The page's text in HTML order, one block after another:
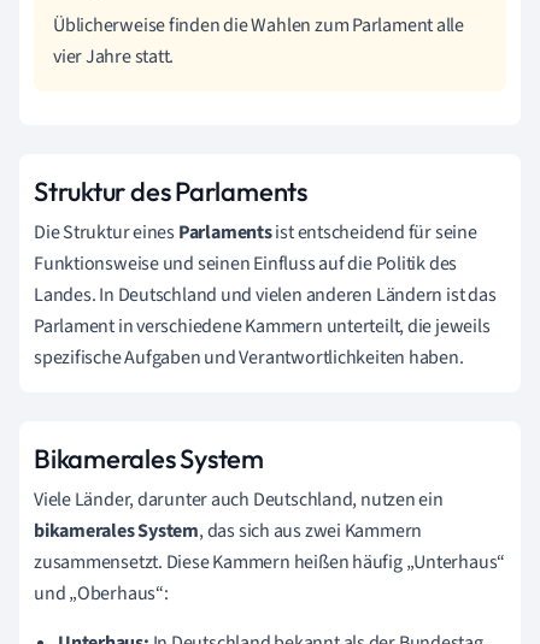
Üblicherweise finden die Wahlen zum Parlament alle
vier Jahre statt.
Struktur des Parlaments
Die Struktur einesParlamentsist entscheidend für seine
Funktionsweise und seinen Einfluss auf die Politik des
Landes. In Deutschland und vielen anderen Ländern ist das
Parlament in verschiedene Kammern unterteilt, die jeweils
spezifische Aufgaben und Verantwortlichkeiten haben.
Bikamerales System
Viele Länder, darunter auch Deutschland, nutzen ein
bikamerales System, das sich aus zwei Kammern
zusammensetzt. Diese Kammern heißen häufig „Unterhaus“
und „Oberhaus“: